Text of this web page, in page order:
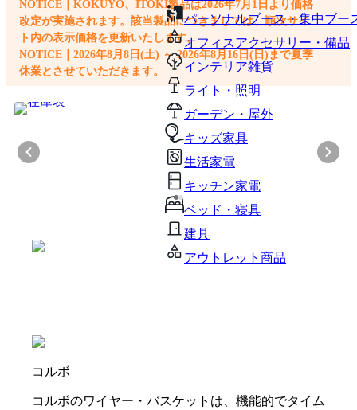
パーソナルブース・集中ブー
オフィスアクセサリー・備品
インテリア雑貨
ライト・照明
ガーデン・屋外
キッズ家具
生活家電
キッチン家電
ベッド・寝具
建具
アウトレット商品
NOTICE｜KOKUYO、ITOKI製品は2026年7月1日より価格
改定が実施されます。該当製品につきましては、順次サイ
ト内の表示価格を更新いたします。
NOTICE｜2026年8月8日(土) ～ 2026年8月16日(日)まで夏季
休業とさせていただきます。
コルボ
コルボのワイヤー・バスケットは、機能的でタイム